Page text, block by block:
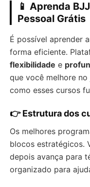
📱 Aprenda
Pessoal Grátis
É possível aprender
forma eficiente.
flexibilidade e
que você melhore
como esses cursos
👉 Estrutura dos
Os melhores
blocos estratégicos.
depois avança para
organizado para